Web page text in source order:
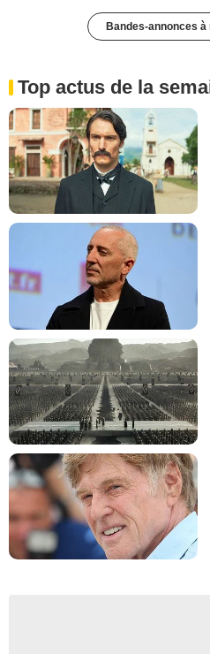
Bandes-annonces
Top actus de la